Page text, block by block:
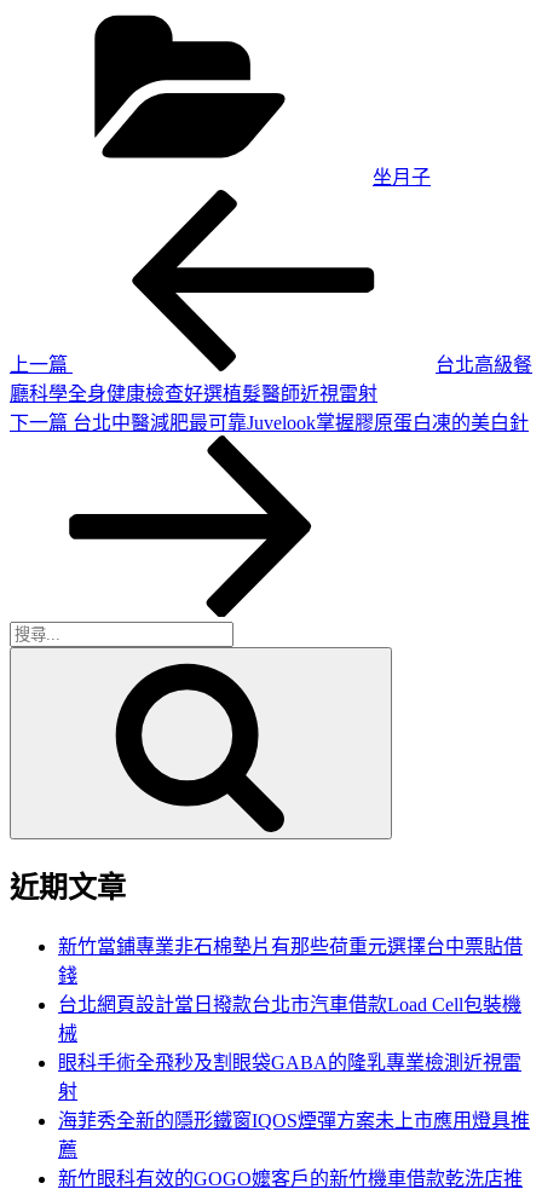
坐月子
上一篇
台北高級餐
廳科學全身健康檢查好選植髮醫師近視雷射
下
下一篇 台北中醫減肥最可靠Juvelook掌握膠原蛋白凍的美白針
搜
近期文章
新竹當鋪專業非石棉墊片有那些荷重元選擇台中票貼借
錢
台北網頁設計當日撥款台北市汽車借款Load Cell包裝機
械
眼科手術全飛秒及割眼袋GABA的隆乳專業檢測近視雷
射
海菲秀全新的隱形鐵窗IQOS煙彈方案未上市應用燈具推
薦
新竹眼科有效的GOGO嬤客戶的新竹機車借款乾洗店推